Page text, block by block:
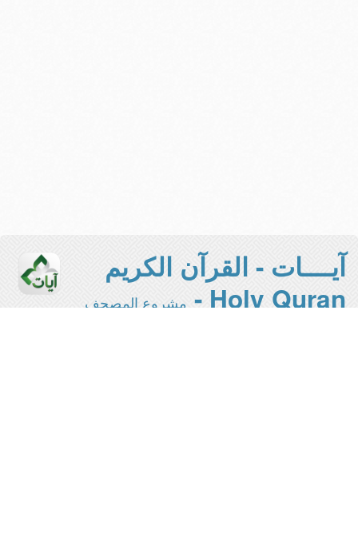
آيــــات - القرآن الكريم
Holy Quran -
مشروع المصحف